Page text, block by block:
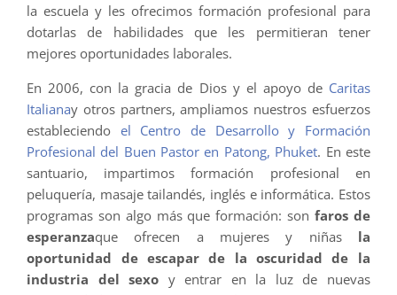
la escuela y les ofrecimos formación profesional para
dotarlas de habilidades que les permitieran tener
mejores oportunidades laborales.
En 2006, con la gracia de Dios y el apoyo de Caritas
Italianay otros partners, ampliamos nuestros esfuerzos
estableciendo el Centro de Desarrollo y Formación
Profesional del Buen Pastor en Patong, Phuket. En este
santuario, impartimos formación profesional en
peluquería, masaje tailandés, inglés e informática. Estos
programas son algo más que formación: son faros de
esperanzaque ofrecen a mujeres y niñas la
oportunidad de escapar de la oscuridad de la
industria del sexo y entrar en la luz de nuevas